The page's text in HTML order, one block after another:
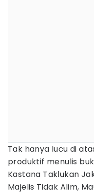
Tak hanya lucu di
produktif menulis
Kastana Taklukan
Majelis Tidak Alim,